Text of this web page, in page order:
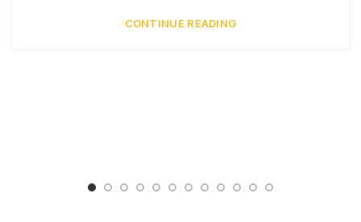
CONTINUE READING